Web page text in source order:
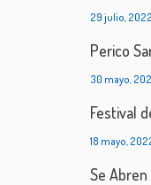
29 julio, 2022
Perico
30 mayo,
Festival
18 mayo,
Se